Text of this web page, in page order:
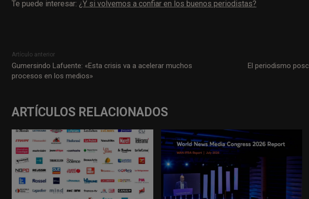
Te puede interesar: ¿Y si volvemos a confiar en los buenos periodistas?
Artículo anterior
Gumersindo Lafuente: «Esta crisis va a acelerar muchos
procesos en los medios»
El periodismo
ARTÍCULOS RELACIONADOS